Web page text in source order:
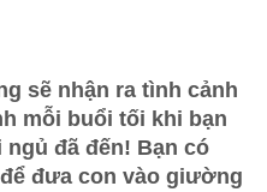
sẽ nhận ra tình cảnh
mỗi buổi tối khi bạn
đã đến! Bạn có
đưa con vào giường